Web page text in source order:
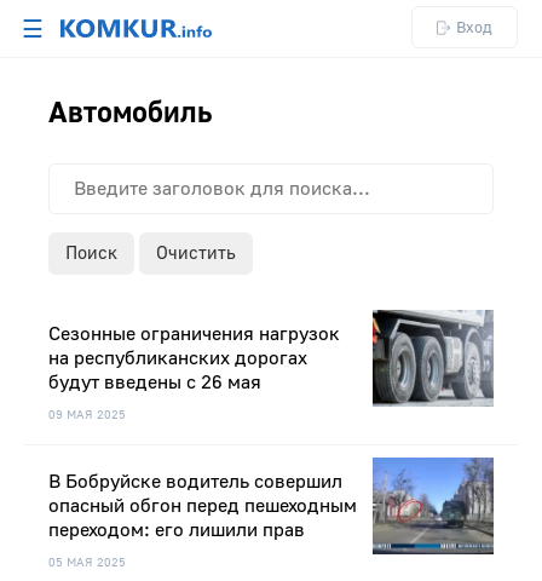
☰ Вход
Автомобиль
Поиск Очистить
09 МАЯ 2025
Сезонные ограничения нагрузок
на республиканских дорогах
будут введены с 26 мая
05 МАЯ 2025
В Бобруйске водитель совершил
опасный обгон перед пешеходным
переходом: его лишили прав